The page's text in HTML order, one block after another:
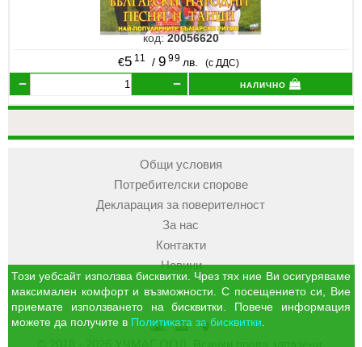
код:20056620
€5 11 / 9 99 лв. (с ДДС)
налично
Общи условия
Потребителски спорове
Декларация за поверителност
За нас
Контакти
Новини
УЧМАГКошница
Профил
Този уебсайт използва бисквитки. Чрез тях ние Ви осигуряваме
максимален комфорт и възможности. С посещението си, Вие
приемате използването на бисквитки. Повече информация
можете да получите в Политиката за бисквитки.